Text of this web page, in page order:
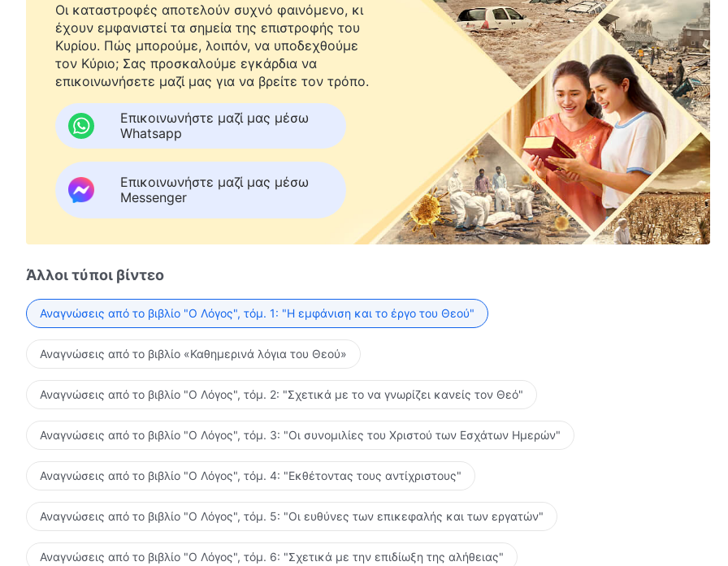
Οι καταστροφές αποτελούν συχνό φαινόμενο, κι
έχουν εμφανιστεί τα σημεία της επιστροφής του
Κυρίου. Πώς μπορούμε, λοιπόν, να υποδεχθούμε
τον Κύριο; Σας προσκαλούμε εγκάρδια να
επικοινωνήσετε μαζί μας για να βρείτε τον τρόπο.
Επικοινωνήστε μαζί μας μέσω
Whatsapp
Επικοινωνήστε μαζί μας μέσω
Messenger
Άλλοι τύποι βίντεο
Αναγνώσεις από το βιβλίο "Ο Λόγος", τόμ. 1: "Η εμφάνιση και το έργο του Θεού"
Αναγνώσεις από το βιβλίο «Καθημερινά λόγια του Θεού»
Αναγνώσεις από το βιβλίο "Ο Λόγος", τόμ. 2: "Σχετικά με το να γνωρίζει κανείς τον Θεό"
Αναγνώσεις από το βιβλίο "Ο Λόγος", τόμ. 3: "Οι συνομιλίες του Χριστού των Εσχάτων Ημερών"
Αναγνώσεις από το βιβλίο "Ο Λόγος", τόμ. 4: "Εκθέτοντας τους αντίχριστους"
Αναγνώσεις από το βιβλίο "Ο Λόγος", τόμ. 5: "Οι ευθύνες των επικεφαλής και των εργατών"
Αναγνώσεις από το βιβλίο "Ο Λόγος", τόμ. 6: "Σχετικά με την επιδίωξη της αλήθειας"